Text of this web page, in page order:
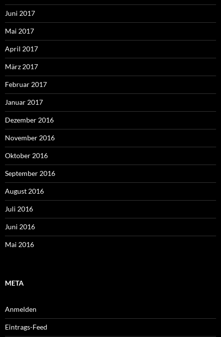
Juni 2017
Mai 2017
April 2017
März 2017
Februar 2017
Januar 2017
Dezember 2016
November 2016
Oktober 2016
September 2016
August 2016
Juli 2016
Juni 2016
Mai 2016
META
Anmelden
Eintrags-Feed